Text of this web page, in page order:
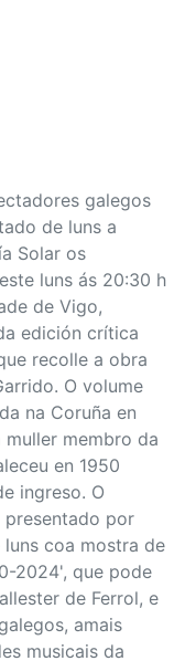
galegos
de luns a
Solar os
luns ás 20:30 h
de Vigo,
edición crítica
recolle a obra
O volume
na Coruña en
muller membro da
en 1950
ingreso. O
presentado por
luns coa mostra de
2024', que pode
de Ferrol, e
amais
musicais da